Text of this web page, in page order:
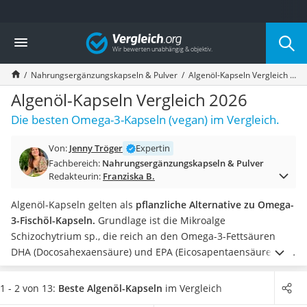
Die beliebtesten Vergleiche nach Kategorie
Drogerie
Inhalator
Haarschneider
Rollator
Braun Rasierer
Katzenklappe (Chip)
Masturbator
Massagepistole
Reisehaartrockner
Eiweißpulver
Magnesiumpräparat
Katzenklappe
Nackenmassagegerät
Zeckenschutz Katze
leichter Haartrockner
Vergleich
Nahrungsergänzungskapseln & Pulver Algenöl-Kapseln Vergleich 2026
Algenöl-Kapseln Vergleich 2026
Die besten Omega-3-Kapseln (vegan) im Vergleich.
Von: Jenny Tröger
Expertin
Fachbereich: Nahrungsergänzungskapseln & Pulver
Redakteurin: Franziska B.
Algenöl-Kapseln gelten als pflanzliche Alternative zu Omega-
3-Fischöl-Kapseln. Grundlage ist die Mikroalge
Schizochytrium sp., die reich an den Omega-3-Fettsäuren
DHA (Docosahexaensäure) und EPA (Eicosapentaensäure) ist.
Omega-3-Fettsäuren sind von großer Bedeutung für den
menschlichen Stoffwechsel. Tests im Internet zeigen, dass
1 - 2 von 13: Beste Algenöl-Kapseln im Vergleich